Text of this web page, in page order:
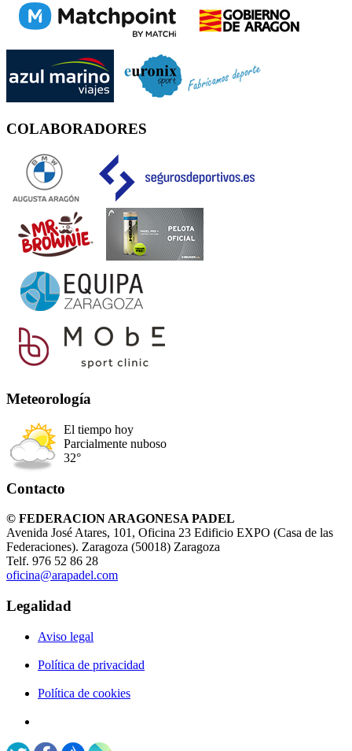
COLABORADORES
Meteorología
El tiempo hoy
Parcialmente nuboso
32°
Contacto
© FEDERACION ARAGONESA PADEL
Avenida José Atares, 101, Oficina 23 Edificio EXPO (Casa de las
Federaciones). Zaragoza (50018) Zaragoza
Telf. 976 52 86 28
oficina@arapadel.com
Legalidad
Aviso legal
Política de privacidad
Política de cookies